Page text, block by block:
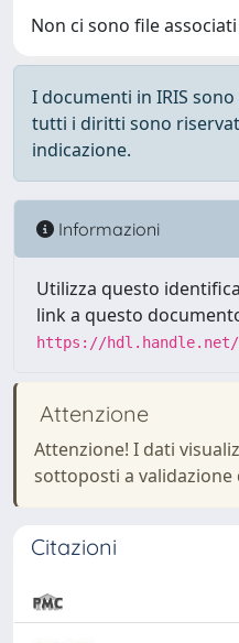
Non ci sono file
I documenti in IRIS
tutti i diritti sono
indicazione.
Informazioni
Utilizza questo
link a questo
https://hdl.handle.net/
Attenzione
Attenzione! I dati
sottoposti a
Citazioni